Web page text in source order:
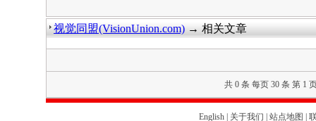
视觉同盟(VisionUnion.com) → 相关文章
共 0 条 每页 30 条 第 1
English 关于我们 站点地图